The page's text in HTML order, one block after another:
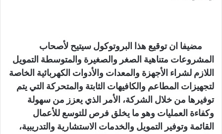
مضيفا ان توقيع هذا البروتوكول سيتيح لأصحاب
المشروعات متناهية الصغر والصغيرة والمتوسطة التمويل
اللازم لشراء الأجهزة والمعدات والأدوات الكهربائية الخاصة
لتجهيزات المطاعم والكافيهات الثابتة والمتحركة التي يتم
توفيرها من خلال الشركة، الأمر الذي يعزز من سهولة
وكفاءة العمليات وهو ما يخلق فرص للتوسع للأعمال
القائمة وتوفير التمويل والخدمات الاستشارية والتدريبية،